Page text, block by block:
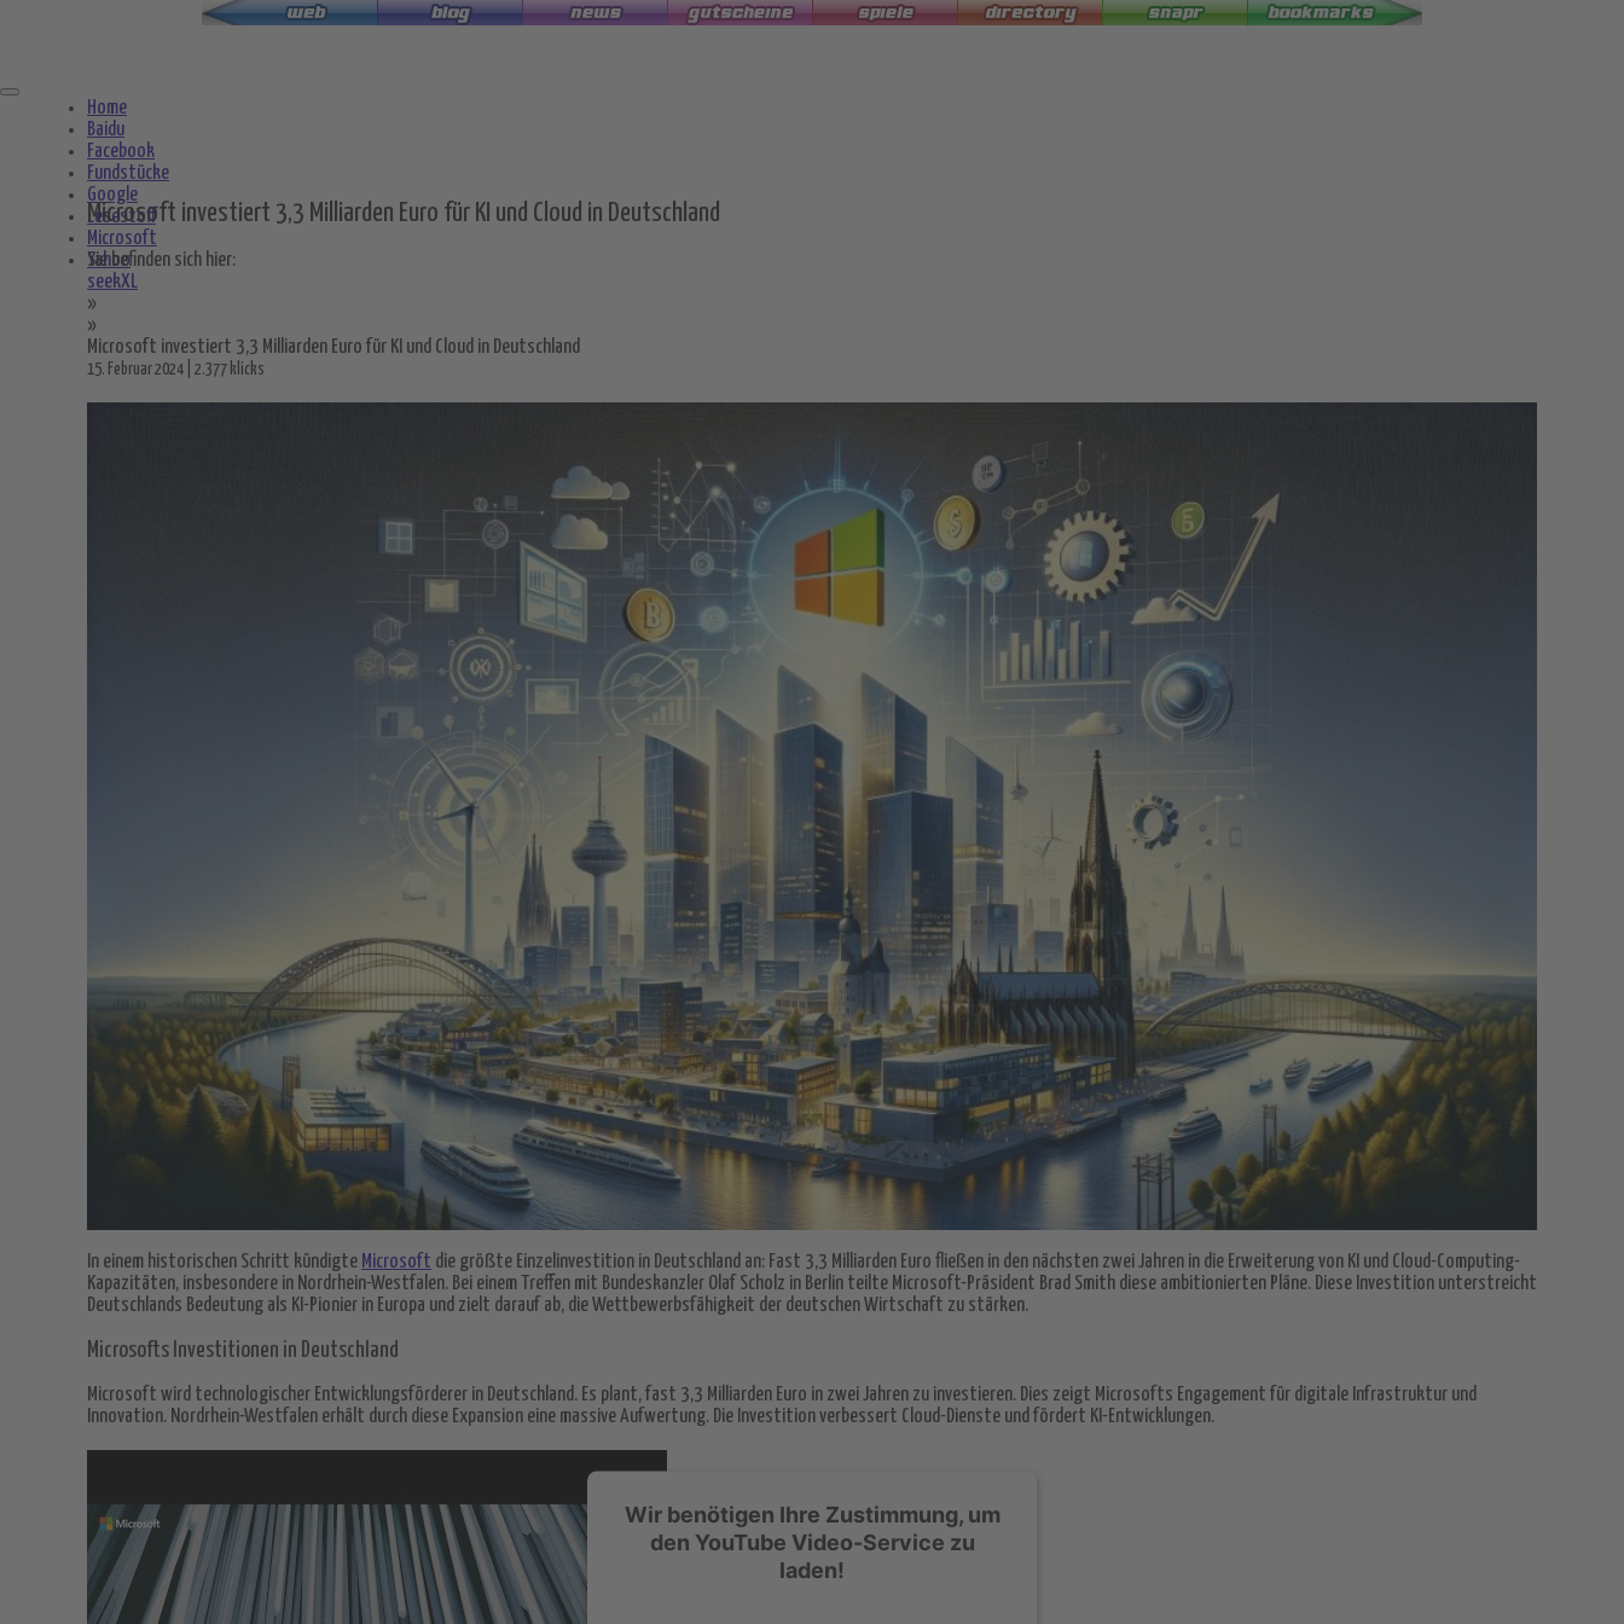
Home
Baidu
Facebook
Fundstücke
Google
Lesestoff
Microsoft
Yahoo
Microsoft investiert 3,3 Milliarden Euro für KI und Cloud in Deutschland
Sie befinden sich hier:
seekXL
»
»
Microsoft investiert 3,3 Milliarden Euro für KI und Cloud in Deutschland
15. Februar 2024 | 2.377 klicks
In einem historischen Schritt kündigte Microsoft die größte Einzelinvestition in Deutschland an: Fast 3,3 Milliarden Euro fließen in den nächsten zwei Jahren in die Erweiterung von KI und Cloud-Computing-
Kapazitäten, insbesondere in Nordrhein-Westfalen. Bei einem Treffen mit Bundeskanzler Olaf Scholz in Berlin teilte Microsoft-Präsident Brad Smith diese ambitionierten Pläne. Diese Investition unterstreicht
Deutschlands Bedeutung als KI-Pionier in Europa und zielt darauf ab, die Wettbewerbsfähigkeit der deutschen Wirtschaft zu stärken.
Microsofts Investitionen in Deutschland
Microsoft wird technologischer Entwicklungsförderer in Deutschland. Es plant, fast 3,3 Milliarden Euro in zwei Jahren zu investieren. Dies zeigt Microsofts Engagement für digitale Infrastruktur und
Innovation. Nordrhein-Westfalen erhält durch diese Expansion eine massive Aufwertung. Die Investition verbessert Cloud-Dienste und fördert KI-Entwicklungen.
Wir benötigen Ihre Zustimmung, um
den YouTube Video-Service zu
laden!